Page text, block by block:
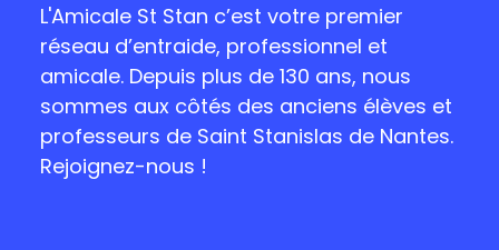
L'Amicale St Stan c’est votre premier
réseau d’entraide, professionnel et
amicale. Depuis plus de 130 ans, nous
sommes aux côtés des anciens élèves et
professeurs de Saint Stanislas de Nantes.
Rejoignez-nous !